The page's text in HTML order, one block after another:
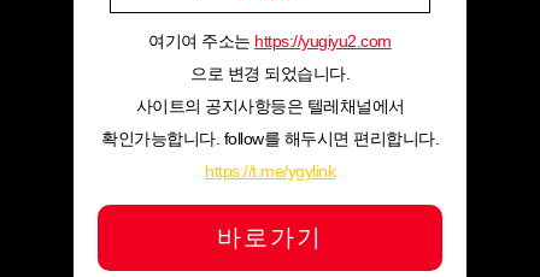
여기여 주소는 https://yugiyu2.com
으로 변경 되었습니다.
사이트의 공지사항등은 텔레채널에서
확인가능합니다. follow를 해두시면 편리합니다.
https://t.me/ygylink
바로가기